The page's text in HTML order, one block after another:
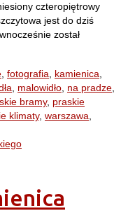
czteropiętrowy
jest do dziś
został
fotografia kamienica
malowidło na pradze
bramy, praskie
klimaty, warszawa